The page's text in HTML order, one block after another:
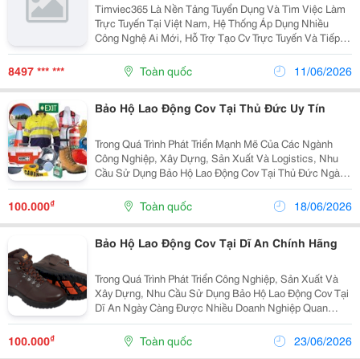
Timviec365 Là Nền Tảng Tuyển Dụng Và Tìm Việc Làm
Trực Tuyến Tại Việt Nam, Hệ Thống Áp Dụng Nhiều
Công Nghệ Ai Mới, Hỗ Trợ Tạo Cv Trực Tuyến Và Tiếp
Cận Nhanh Với Thị Trường Việc Làm Của Tất Cả Ngành
Nghề Trên Toàn Quốc. Ngoài Ra, Chúng Tôi Còn Hỗ...
8497 *** *** Toàn quốc 11/06/2026
Bảo Hộ Lao Động Cov Tại Thủ Đức Uy Tín
Trong Quá Trình Phát Triển Mạnh Mẽ Của Các Ngành
Công Nghiệp, Xây Dựng, Sản Xuất Và Logistics, Nhu
Cầu Sử Dụng Bảo Hộ Lao Động Cov Tại Thủ Đức Ngày
Càng Được Nhiều Doanh Nghiệp Quan Tâm. Việc Lựa
Chọn Bảo Hộ Lao Động Cov Thông Qua Nhà Phân Phối
100.000₫ Toàn quốc 18/06/2026
Bảo Hộ Lao Động Cov Tại Dĩ An Chính Hãng
Trong Quá Trình Phát Triển Công Nghiệp, Sản Xuất Và
Xây Dựng, Nhu Cầu Sử Dụng Bảo Hộ Lao Động Cov Tại
Dĩ An Ngày Càng Được Nhiều Doanh Nghiệp Quan
Tâm. Việc Lựa Chọn Bảo Hộ Lao Động Cov Thông Qua
Nhà Phân Phối Cov Uy Tín Giúp Doanh Nghiệp Đảm
100.000₫ Toàn quốc 23/06/2026